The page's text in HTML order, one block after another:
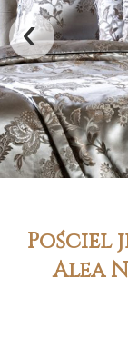
‹
Pościel
Alea